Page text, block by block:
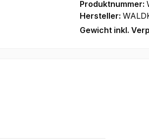
Produktnummer:
Hersteller:
Gewicht inkl.